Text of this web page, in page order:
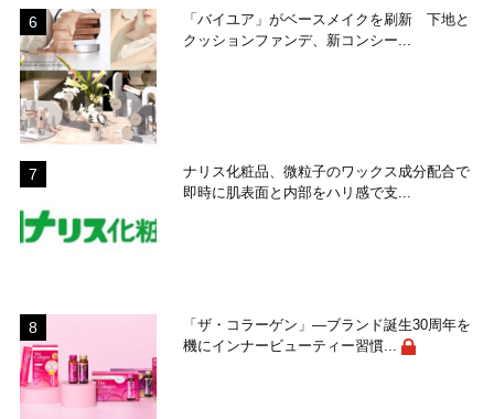
「バイユア」がベースメイクを刷新 下地と
クッションファンデ、新コンシー...
ナリス化粧品、微粒子のワックス成分配合で
即時に肌表面と内部をハリ感で支...
「ザ・コラーゲン」―ブランド誕生30周年を
機にインナービューティー習慣...